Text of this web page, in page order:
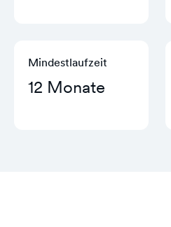
Mindestlaufzeit
12 Monate